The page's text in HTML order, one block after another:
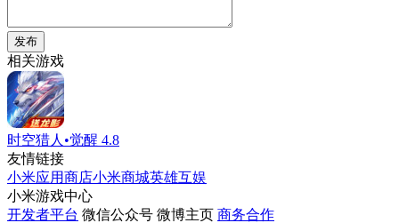
发布
相关游戏
时空猎人•觉醒 4.8
友情链接
小米应用商店小米商城英雄互娱
小米游戏中心
开发者平台 微信公众号 微博主页 商务合作